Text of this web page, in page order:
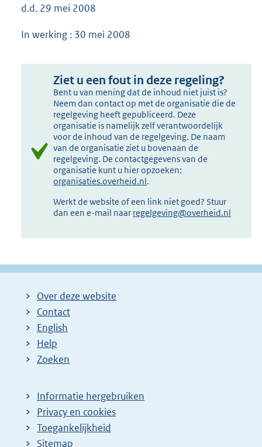
d.d. 29 mei 2008
In werking : 30 mei 2008
Ziet u een fout in deze regeling?
Bent u van mening dat de inhoud niet juist is?
Neem dan contact op met de organisatie die de
regelgeving heeft gepubliceerd. Deze
organisatie is namelijk zelf verantwoordelijk
voor de inhoud van de regelgeving. De naam
van de organisatie ziet u bovenaan de
regelgeving. De contactgegevens van de
organisatie kunt u hier opzoeken:
organisaties.overheid.nl.
Werkt de website of een link niet goed? Stuur
dan een e-mail naar regelgeving@overheid.nl
Over deze website
Contact
English
Help
Zoeken
Informatie hergebruiken
Privacy en cookies
Toegankelijkheid
Sitemap